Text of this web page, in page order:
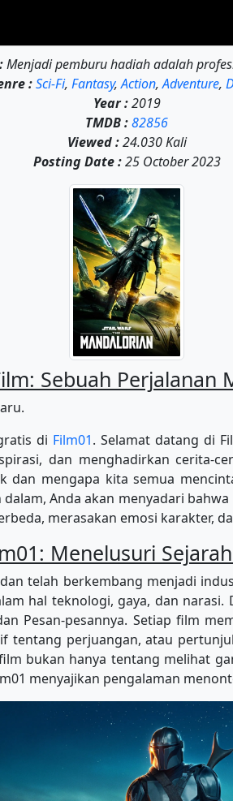
Menjadi pemburu hadiah adalah
:Sci-Fi, Fantasy,Action,Adventure,
Year :2019
TMDB :82856
Viewed :24.030 Kali
Posting Date :25 October 2023
Sebuah Perjalanan
di Film01. Selamat datang di
dan menghadirkan cerita-
mengapa kita semua
Anda akan menyadari
merasakan emosi karakter,
Menelusuri
telah berkembang menjadi
hal teknologi, gaya, dan
Pesan-pesannya. Setiap film
perjuangan, atau
bukan hanya tentang melihat
menyajikan pengalaman